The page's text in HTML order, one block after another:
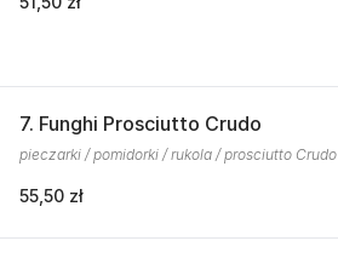
7. Funghi Prosciutto Crudo
pieczarki / pomidorki / rukola / prosciutto Crudo
55,50 zł